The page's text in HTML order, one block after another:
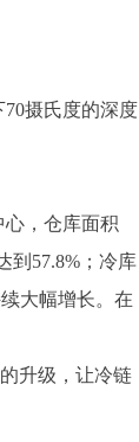
摄氏度的深度
，仓库面积
到57.8%；冷库
大幅增长。在
升级，让冷链